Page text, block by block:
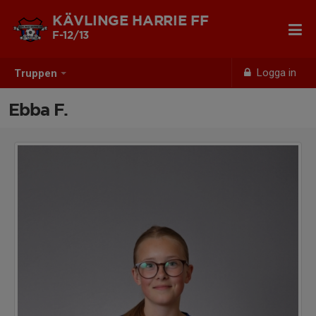
Truppen Logga in
KÄVLINGE HARRIE FF
F-12/13
Ebba F.